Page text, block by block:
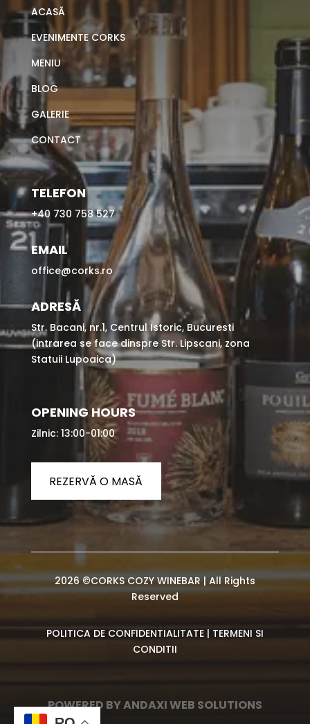
ACASĂ
EVENIMENTE CORKS
MENIU
BLOG
GALERIE
CONTACT
TELEFON
+40 730 758 527
EMAIL
office@corks.ro
ADRESĂ
Str. Bacani, nr.1, Centrul Istoric, Bucuresti
(intrarea se face dinspre Str. Lipscani, zona
Statuii Lupoaica)
OPENING HOURS
Zilnic: 13:00-01:00
REZERVĂ O MASĂ
2026 ©CORKS COZY WINEBAR | All Rights
Reserved
POLITICA DE CONFIDENTIALITATE| TERMENI SI
CONDITII
POWERED BY ANDAXI WEB SOLUTIONS